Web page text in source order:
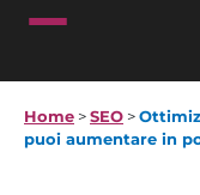
Home >SEO >
puoi aumentare in